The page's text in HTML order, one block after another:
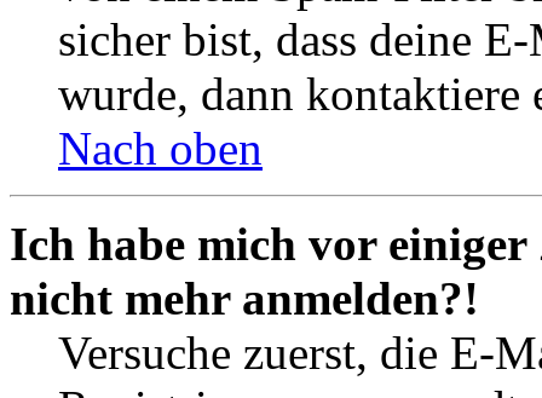
sicher bist, dass deine
wurde, dann kontaktiere
Nach oben
Ich habe mich vor
nicht mehr anmelden?!
Versuche zuerst, die E-